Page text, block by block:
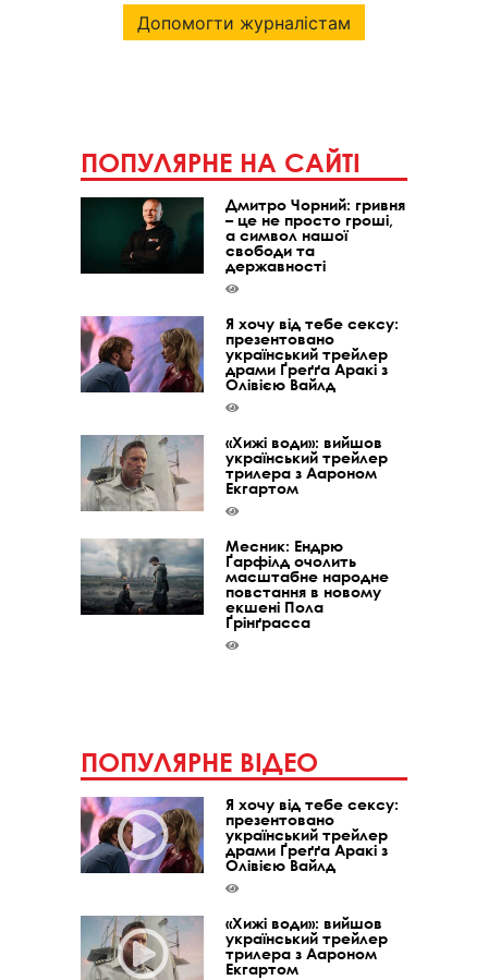
Допомогти журналістам
ПОПУЛЯРНЕ НА САЙТІ
Дмитро Чорний: гривня
– це не просто гроші,
а символ нашої
свободи та
державності
Я хочу від тебе сексу:
презентовано
український трейлер
драми Ґреґґа Аракі з
Олівією Вайлд
«Хижі води»: вийшов
український трейлер
трилера з Аароном
Екгартом
Месник: Ендрю
Ґарфілд очолить
масштабне народне
повстання в новому
екшені Пола
Ґрінґрасса
ПОПУЛЯРНЕ ВІДЕО
Я хочу від тебе сексу:
презентовано
український трейлер
драми Ґреґґа Аракі з
Олівією Вайлд
«Хижі води»: вийшов
український трейлер
трилера з Аароном
Екгартом